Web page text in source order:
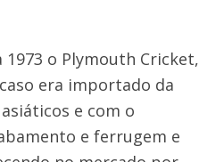
o Plymouth Cricket,
era importado da
e com o
e ferrugem e